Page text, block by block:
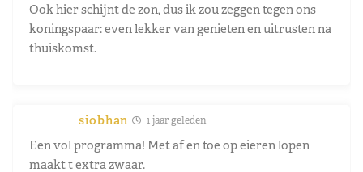
Ook hier schijnt de zon, dus ik zou zeggen tegen ons
koningspaar: even lekker van genieten en uitrusten na
thuiskomst.
siobhan 1 jaar geleden
Een vol programma! Met af en toe op eieren lopen
maakt t extra zwaar.